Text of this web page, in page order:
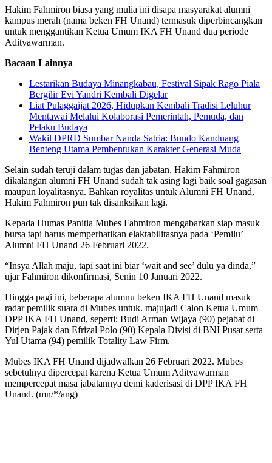
Hakim Fahmiron biasa yang mulia ini disapa masyarakat alumni
kampus merah (nama beken FH Unand) termasuk diperbincangkan
untuk menggantikan Ketua Umum IKA FH Unand dua periode
Adityawarman.
Bacaan Lainnya
Lestarikan Budaya Minangkabau, Festival Sipak Rago Piala
Bergilir Evi Yandri Kembali Digelar
Liat Pulaggaijat 2026, Hidupkan Kembali Tradisi Leluhur
Mentawai Melalui Kolaborasi Pemerintah, Pemuda, dan
Pelaku Budaya
Wakil DPRD Sumbar Nanda Satria: Bundo Kanduang
Benteng Utama Pembentukan Karakter Generasi Muda
Selain sudah teruji dalam tugas dan jabatan, Hakim Fahmiron
dikalangan alumni FH Unand sudah tak asing lagi baik soal gagasan
maupun loyalitasnya. Bahkan royalitas untuk Alumni FH Unand,
Hakim Fahmiron pun tak disanksikan lagi.
Kepada Humas Panitia Mubes Fahmiron mengabarkan siap masuk
bursa tapi harus memperhatikan elaktabilitasnya pada ‘Pemilu’
Alumni FH Unand 26 Februari 2022.
“Insya Allah maju, tapi saat ini biar ‘wait and see’ dulu ya dinda,”
ujar Fahmiron dikonfirmasi, Senin 10 Januari 2022.
Hingga pagi ini, beberapa alumnu beken IKA FH Unand masuk
radar pemilik suara di Mubes untuk. majujadi Calon Ketua Umum
DPP IKA FH Unand, seperti; Budi Arman Wijaya (90) pejabat di
Dirjen Pajak dan Efrizal Polo (90) Kepala Divisi di BNI Pusat serta
Yul Utama (94) pemilik Totality Law Firm.
Mubes IKA FH Unand dijadwalkan 26 Februari 2022. Mubes
sebetulnya dipercepat karena Ketua Umum Adityawarman
mempercepat masa jabatannya demi kaderisasi di DPP IKA FH
Unand. (mn/*/ang)